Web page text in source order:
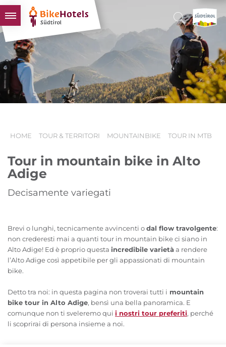
BIKEHOTELS
HOTELS & PACCHETTI
TOUR & TERRITORI
L'ALTO ADIGE & NOI
HOME TOUR & TERRITORI MOUNTAINBIKE TOUR IN MTB
Tour in mountain bike in Alto
Adige
Decisamente variegati
Brevi o lunghi, tecnicamente avvincenti odal flow travolgente:
non crederesti mai a quanti tour in mountain bike ci siano in
Alto Adige! Ed è proprio questa incredibile varietà a rendere
l’Alto Adige così appetibile per gli appassionati di mountain
bike.
Detto tra noi: in questa pagina non troverai tutti i mountain
bike tour in Alto Adige, bensì una bella panoramica. E
comunque non ti sveleremo qui i nostri tour preferiti, perché
li scoprirai di persona insieme a noi.